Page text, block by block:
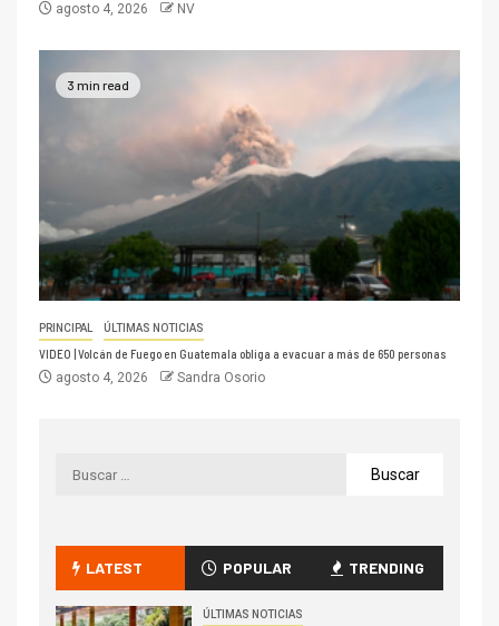
agosto 4, 2026 NV
3 min read
PRINCIPAL ÚLTIMAS NOTICIAS
VIDEO | Volcán de Fuego en Guatemala obliga a evacuar a más de 650 personas
agosto 4, 2026 Sandra Osorio
LATEST POPULAR TRENDING
ÚLTIMAS NOTICIAS